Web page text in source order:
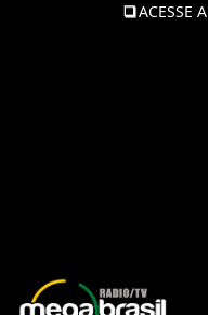
ACESSE